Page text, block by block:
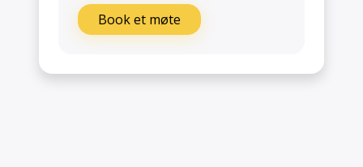
Book et møte